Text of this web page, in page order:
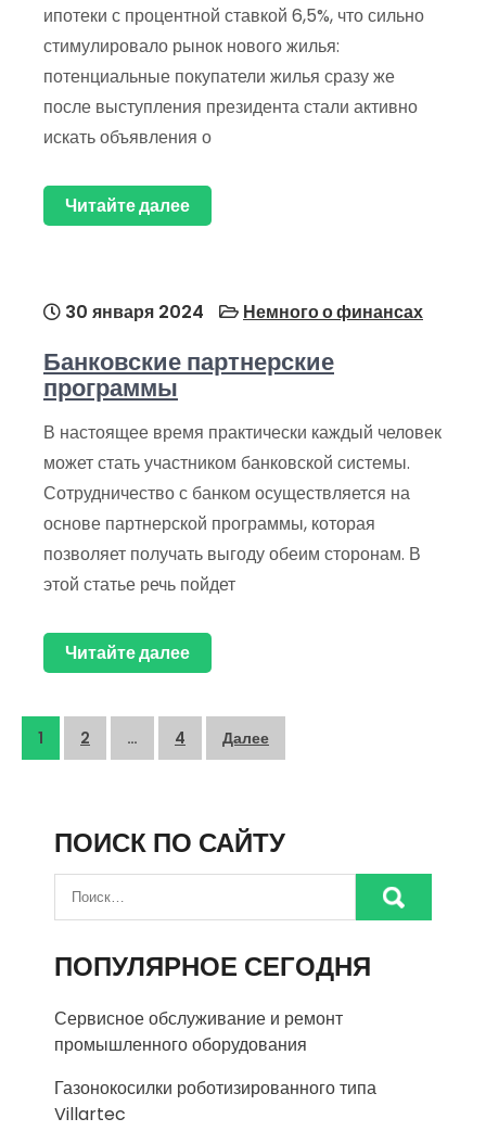
ипотеки с процентной ставкой 6,5%, что сильно
стимулировало рынок нового жилья:
потенциальные покупатели жилья сразу же
после выступления президента стали активно
искать объявления о
Читайте далее
30 января 2024 Немного о финансах
Банковские партнерские
программы
В настоящее время практически каждый человек
может стать участником банковской системы.
Сотрудничество с банком осуществляется на
основе партнерской программы, которая
позволяет получать выгоду обеим сторонам. В
этой статье речь пойдет
Читайте далее
Пагинация
1 2 … 4 Далее
ПОИСК ПО САЙТУ
ПОПУЛЯРНОЕ СЕГОДНЯ
Сервисное обслуживание и ремонт
промышленного оборудования
Газонокосилки роботизированного типа
Villartec